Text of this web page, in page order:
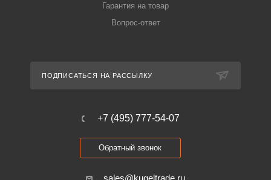
Гарантия на товар
Вопрос-ответ
ПОДПИСАТЬСЯ НА РАССЫЛКУ
+7 (495) 777-54-07
Обратный звонок
sales@kugeltrade.ru